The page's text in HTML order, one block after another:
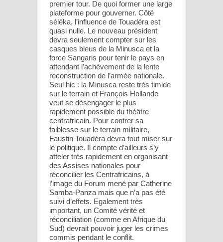
premier tour. De quoi former une large
plateforme pour gouverner. Côté
séléka, l’influence de Touadéra est
quasi nulle. Le nouveau président
devra seulement compter sur les
casques bleus de la Minusca et la
force Sangaris pour tenir le pays en
attendant l’achèvement de la lente
reconstruction de l’armée nationale.
Seul hic : la Minusca reste très timide
sur le terrain et François Hollande
veut se désengager le plus
rapidement possible du théâtre
centrafricain. Pour contrer sa
faiblesse sur le terrain militaire,
Faustin Touadéra devra tout miser sur
le politique. Il compte d’ailleurs s’y
atteler très rapidement en organisant
des Assises nationales pour
réconcilier les Centrafricains, à
l’image du Forum mené par Catherine
Samba-Panza mais que n’a pas été
suivi d’effets. Egalement très
important, un Comité vérité et
réconciliation (comme en Afrique du
Sud) devrait pouvoir juger les crimes
commis pendant le conflit.